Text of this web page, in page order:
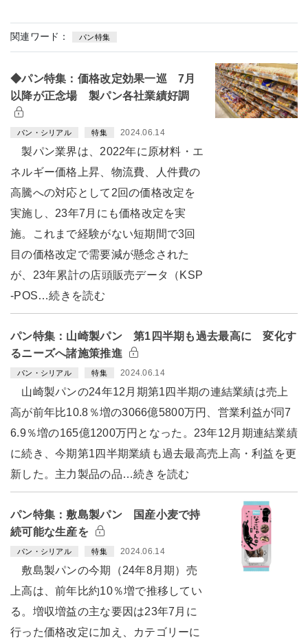
関連ワード： パン特集
◆パン特集：価格改定効果一巡 7月
以降が正念場 製パン各社業績好調
パン・シリアル 特集 2024.06.14
製パン業界は、2022年に原材料・エ
ネルギー価格上昇、物流費、人件費の
高騰への対応として2回の価格改定を
実施し、23年7月にも価格改定を実
施。これまで経験がない短期間で3回
目の価格改定で需要減が懸念された
が、23年累計の店頭販売データ（KSP
-POS…続きを読む
パン特集：山崎製パン 第1四半期も過去最高に 変化す
るニーズへ諸施策推進
パン・シリアル 特集 2024.06.14
山崎製パンの24年12月期第1四半期の連結業績は売上
高が前年比10.8％増の3066億5800万円、営業利益が同7
6.9％増の165億1200万円となった。23年12月期連結業績
に続き、今期第1四半期業績も過去最高売上高・利益を更
新した。主力製品の品…続きを読む
パン特集：敷島製パン 国産小麦で持
続可能な生産を
パン・シリアル 特集 2024.06.14
敷島製パンの今期（24年8月期）売
上高は、前年比約10％増で推移してい
る。増収増益の主な要因は23年7月に
行った価格改定に加え、カテゴリーに